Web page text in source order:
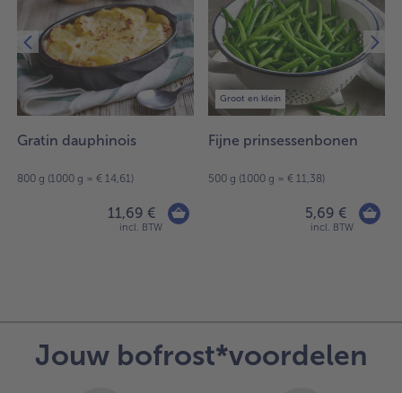
Gratin dauphinois
800 g (1000 g = € 14,61)
11,69 €
incl. BTW
Groot en klein
Fijne prinsessenbonen
500 g (1000 g = € 11,38)
5,69 €
incl. BTW
Jouw bofrost*voordelen